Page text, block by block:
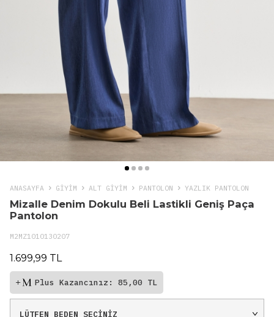
ANASAYFA GIYIM ALT GİYİM PANTOLON YAZLIK PANTOLON
Mizalle Denim Dokulu Beli Lastikli Geniş Paça
Pantolon
M2MZ1010130207
1.699,99 TL
Plus Kazancınız: 85,00 TL